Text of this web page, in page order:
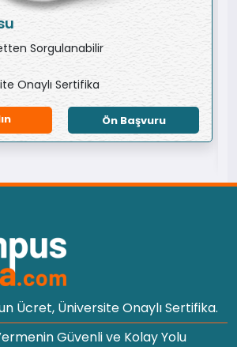
Sorgulanabilir
Onaylı Sertifika
Ön Başvuru
Ücret, Üniversite Onaylı Sertifika.
Güvenli ve Kolay Yolu